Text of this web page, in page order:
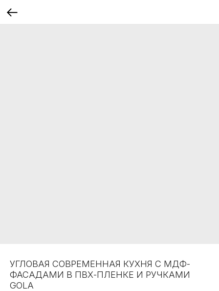
УГЛОВАЯ СОВРЕМЕННАЯ КУХНЯ С МДФ-
ФАСАДАМИ В ПВХ-ПЛЕНКЕ И РУЧКАМИ
GOLA